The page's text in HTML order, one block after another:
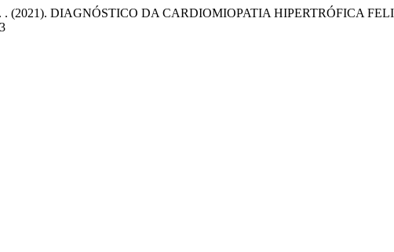
. (2021). DIAGNÓSTICO DA CARDIOMIOPATIA HIPERTRÓFICA